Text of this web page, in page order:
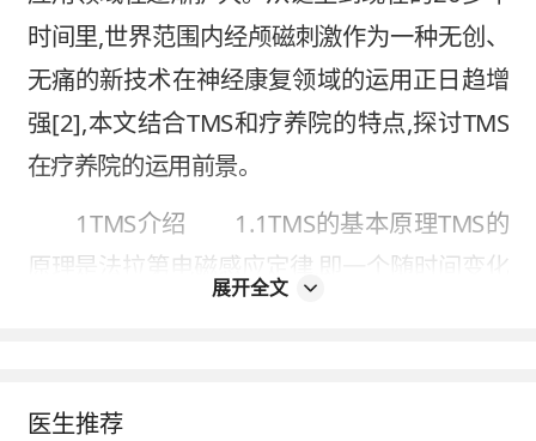
时间里,世界范围内经颅磁刺激作为一种无创、
无痛的新技术在神经康复领域的运用正日趋增
强[2],本文结合TMS和疗养院的特点,探讨TMS
在疗养院的运用前景。
1TMS介绍 1.1TMS的基本原理TMS的
原理是法拉第电磁感应定律,即一个随时间变化
的磁场可以感生出电场,当可兴奋组织处于变化
当产生的电流超过组织的兴奋阈值时,则引
展开全文
医生推荐